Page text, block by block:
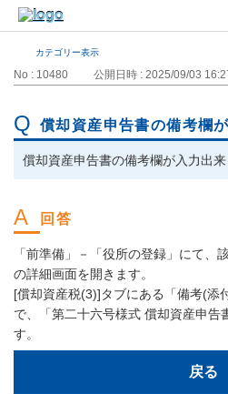
カテゴリー表示
No : 10480 公開日時 : 2025/09/03
償却資産申告書の備考欄
償却資産申告書の備考欄が入力出来
「前準備」－「役所の登録」にて、
の詳細画面を開きます。
[償却資産税(3)]タブにある「備考(添
で、「第二十六号様式 償却資産申告
す。
戻る